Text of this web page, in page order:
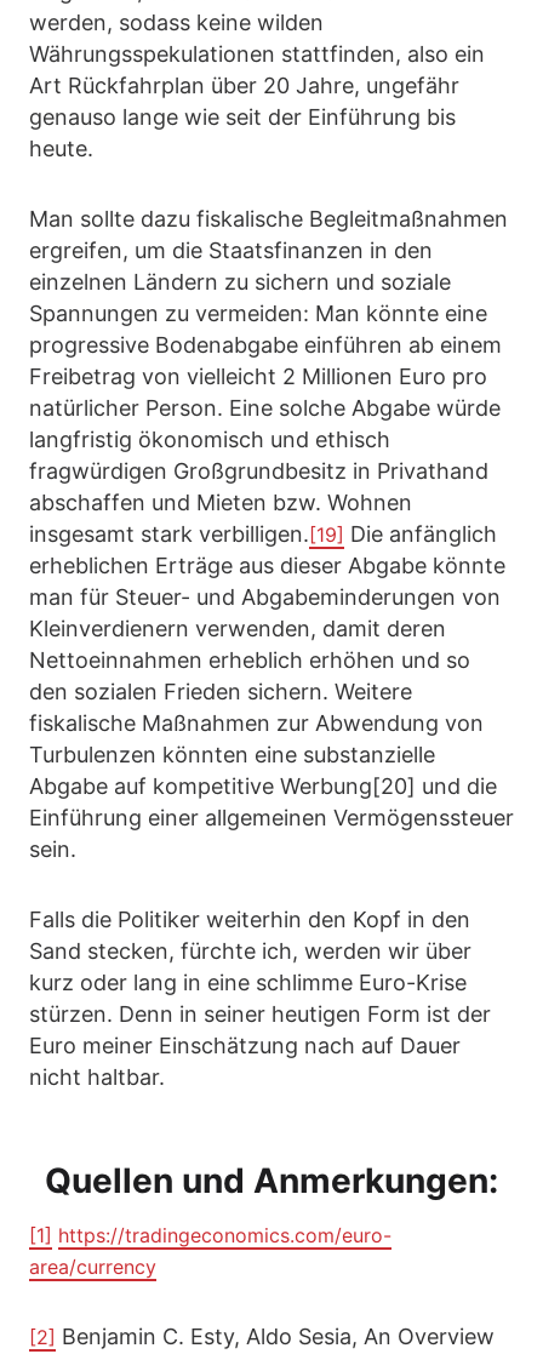
werden, sodass keine wilden
Währungsspekulationen stattfinden, also ein
Art Rückfahrplan über 20 Jahre, ungefähr
genauso lange wie seit der Einführung bis
heute.
Man sollte dazu fiskalische Begleitmaßnahmen
ergreifen, um die Staatsfinanzen in den
einzelnen Ländern zu sichern und soziale
Spannungen zu vermeiden: Man könnte eine
progressive Bodenabgabe einführen ab einem
Freibetrag von vielleicht 2 Millionen Euro pro
natürlicher Person. Eine solche Abgabe würde
langfristig ökonomisch und ethisch
fragwürdigen Großgrundbesitz in Privathand
abschaffen und Mieten bzw. Wohnen
insgesamt stark verbilligen. [19] Die anfänglich
erheblichen Erträge aus dieser Abgabe könnte
man für Steuer- und Abgabeminderungen von
Kleinverdienern verwenden, damit deren
Nettoeinnahmen erheblich erhöhen und so
den sozialen Frieden sichern. Weitere
fiskalische Maßnahmen zur Abwendung von
Turbulenzen könnten eine substanzielle
Abgabe auf kompetitive Werbung[20] und die
Einführung einer allgemeinen Vermögenssteuer
sein.
Falls die Politiker weiterhin den Kopf in den
Sand stecken, fürchte ich, werden wir über
kurz oder lang in eine schlimme Euro-Krise
stürzen. Denn in seiner heutigen Form ist der
Euro meiner Einschätzung nach auf Dauer
nicht haltbar.
Quellen und Anmerkungen:
[1] https://tradingeconomics.com/euro-
area/currency
[2] Benjamin C. Esty, Aldo Sesia, An Overview